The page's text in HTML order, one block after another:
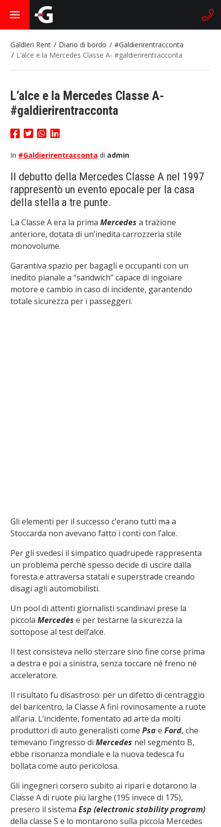
Galdieri Rent Diario di bordo
#Galdierirentracconta
L’alce e la Mercedes Classe A- #galdierirentracconta
L’alce e la Mercedes Classe A-
#galdierirentracconta
In #Galdierirentracconta di admin
Il debutto della Mercedes Classe A nel 1997
rappresentò un evento epocale per la casa
della stella a tre punte.
La Classe A era la prima Mercedes a trazione
anteriore, dotata di un’inedita carrozzeria stile
monovolume.
Garantiva spazio per bagagli e occupanti con un
inedito pianale a “sandwich” capace di ingoiare
motore e cambio in caso di incidente, garantendo
totale sicurezza per i passeggeri.
Gli elementi per il successo c’erano tutti ma a
Stoccarda non avevano fatto i conti con l’alce.
Per gli svedesi il simpatico quadrupede rappresenta
un problema perché spesso decide di uscire dalla
foresta e attraversa statali e superstrade creando
disagi agli automobilisti.
Un pool di attenti giornalisti scandinavi prese la
piccola Mercedes e per testarne la sicurezza la
sottopose al test dell’alce.
Il test consisteva nello sterzare sino fine corse prima
a destra e poi a sinistra, senza toccare né freno né
acceleratore.
Il risultato fu disastroso: per un difetto di centraggio
del baricentro, la Classe A finì rovinosamente a ruote
all’aria. L’incidente, fomentato ad arte da molti
produttori di auto generalisti come Psae Ford, che
temevano l’ingresso di Mercedes nel segmento B,
ebbe risonanza mondiale e la nuova tedesca fu
bollata come auto pericolosa.
Gli ingegneri corsero subito ai ripari e dotarono la
Classe A di ruote più larghe (195 invece di 175),
presero il sistema Esp (electronic stability program)
della classe S e lo montarono sulla piccola Mercedes